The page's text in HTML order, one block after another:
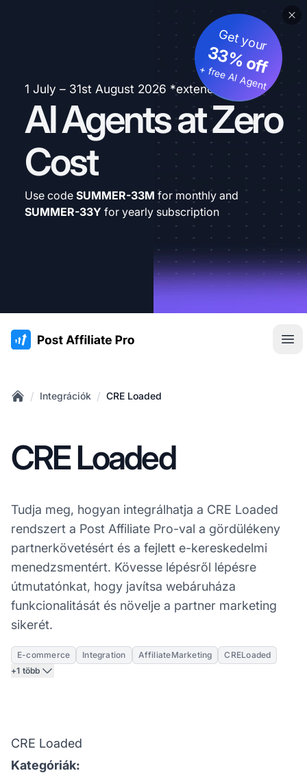
1 July – 31st August 2026 *extended
AI Agents at Zero
Cost
Get your
33% off
+ free AI Agent
Use code SUMMER-33M for monthly and
SUMMER-33Y for yearly subscription
:site.title
/ Integrációk / CRE Loaded
CRE Loaded
Tudja meg, hogyan integrálhatja a CRE Loaded
rendszert a Post Affiliate Pro-val a gördülékeny
partnerkövetésért és a fejlett e-kereskedelmi
menedzsmentért. Kövesse lépésről lépésre
útmutatónkat, hogy javítsa webáruháza
funkcionalitását és növelje a partner marketing
sikerét.
E-commerce Integration AffiliateMarketing
CRELoaded
+1 több
CRE Loaded
Kategóriák: